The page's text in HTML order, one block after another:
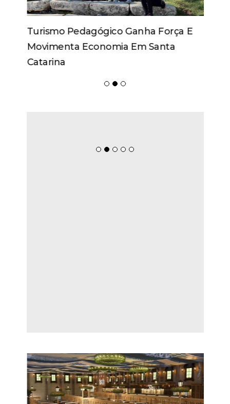
Turismo Pedagógico Ganha Força E
Movimenta Economia Em Santa
Catarina